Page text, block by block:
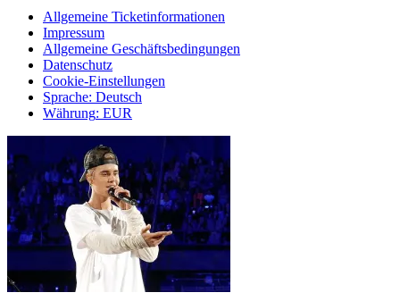
Allgemeine Ticketinformationen
Impressum
Allgemeine Geschäftsbedingungen
Datenschutz
Cookie-Einstellungen
Sprache: Deutsch
Währung: EUR